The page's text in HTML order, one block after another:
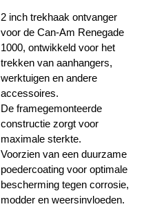
2 inch trekhaak ontvanger
voor de Can-Am Renegade
1000, ontwikkeld voor het
trekken van aanhangers,
werktuigen en andere
accessoires.
De framegemonteerde
constructie zorgt voor
maximale sterkte.
Voorzien van een duurzame
poedercoating voor optimale
bescherming tegen corrosie,
modder en weersinvloeden.